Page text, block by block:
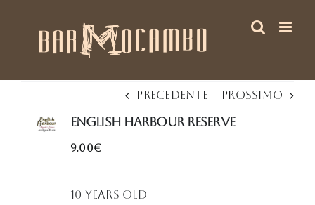
Precedente Prossimo
English Harbour Reserve
9.00€
10 Years Old